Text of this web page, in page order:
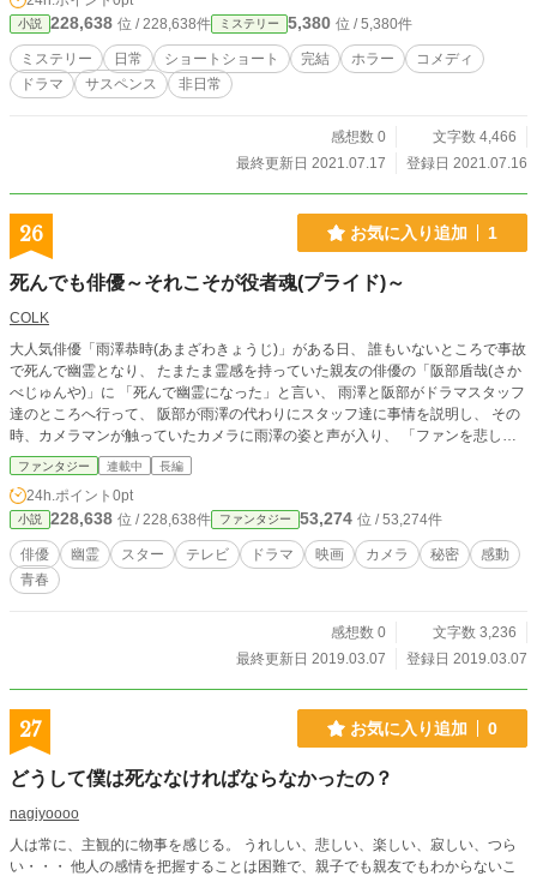
小説 228,638 位 / 228,638件 ミステリー 5,380 位 / 5,380件
ミステリー 日常 ショートショート 完結 ホラー
コメディ
ドラマ
サスペンス 非日常
感想数 0
文字数 4,466
最終更新日 2021.07.17
登録日 2021.07.16
26 お気に入り追加 1
死んでも俳優～それこそが役者魂(プライド)～
COLK
大人気俳優「雨澤恭時(あまざわきょうじ)」がある日、 誰もいないところで事故
で死んで幽霊となり、 たまたま霊感を持っていた親友の俳優の「阪部盾哉(さか
べじゅんや)」に 「死んで幽霊になった」と言い、 雨澤と阪部がドラマスタッフ
達のところへ行って、 阪部が雨澤の代わりにスタッフ達に事情を説明し、 その
時、カメラマンが触っていたカメラに雨澤の姿と声が入り、 「ファンを悲しま
せたくない」という本人の意向のもと、 「雨澤が死んだ」という事実を世間に
公にせずに幽霊になった後、 カメラやマイク、霊感を持つ阪部を頼りに俳優業
を続けていくが、 「〝雨澤が死んだ〟という事実を世間に隠しきれるか？」と
いうストーリーです。 ちなみに、 「死んでも俳優」というのは、 「主人公がど
んな事があっても絶対に意地でも俳優を続けたい」という意味も込めてあり、
サブタイトルに「魂」が入っているのは、主人公が幽霊だからです。
ファンタジー 連載中 長編
24h.ポイント 0pt
小説 228,638 位 / 228,638件 ファンタジー 53,274 位 / 53,274件
俳優 幽霊 スター テレビ ドラマ 映画 カメラ 秘密
感動
青春
感想数 0
文字数 3,236
最終更新日 2019.03.07
登録日 2019.03.07
27 お気に入り追加 0
どうして僕は死ななければならなかったの？
nagiyoooo
人は常に、主観的に物事を感じる。 うれしい、悲しい、楽しい、寂しい、つら
い・・・ 他人の感情を把握することは困難で、親子でも親友でもわからないこ